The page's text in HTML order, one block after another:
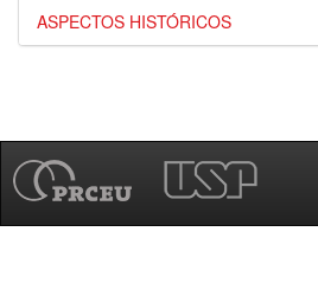
ASPECTOS HISTÓRICOS